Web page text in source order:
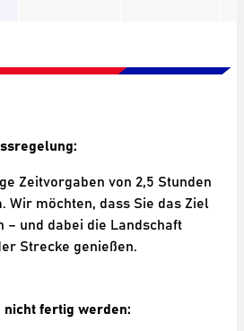
Zeitvorgaben von 2,5 Stunden
Wir möchten, dass Sie das Ziel
– und dabei die Landschaft
Strecke genießen.
nicht fertig werden: